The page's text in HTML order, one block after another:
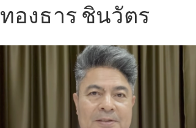
องธาร ชินวัตร